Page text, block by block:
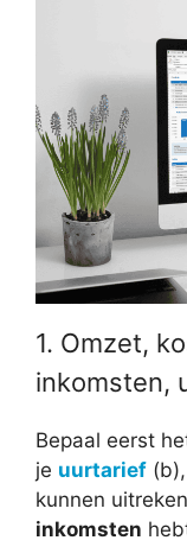
1. Omzet,
inkomsten,
Bepaal eerst
je uurtarief
kunnen
inkomsten